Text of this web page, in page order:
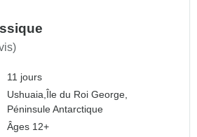
11 jours
Ushuaia, Île du Roi George,
Péninsule Antarctique
Âges 12+